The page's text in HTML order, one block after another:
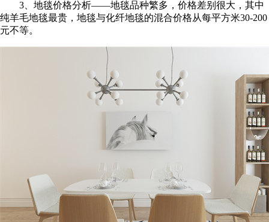
3、地毯价格分析——地毯品种繁多，价格差别很大，其中
纯羊毛地毯最贵，地毯与化纤地毯的混合价格从每平方米30-200
元不等。